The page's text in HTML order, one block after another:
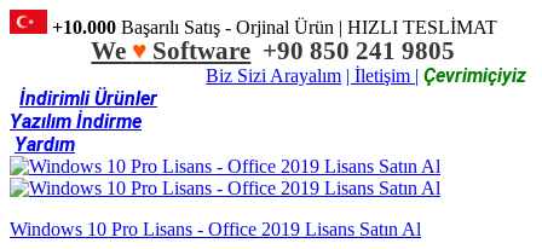
+10.000 Başarılı Satış - Orjinal Ürün | HIZLI TESLİMAT
We ♥ Software +90 850 241 9805
Biz Sizi Arayalım | İletişim | Çevrimiçiyiz
İndirimli Ürünler
Yazılım İndirme
Yardım
Windows 10 Pro Lisans - Office 2019 Lisans Satın Al